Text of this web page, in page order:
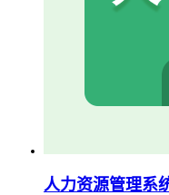
人力资源管理系